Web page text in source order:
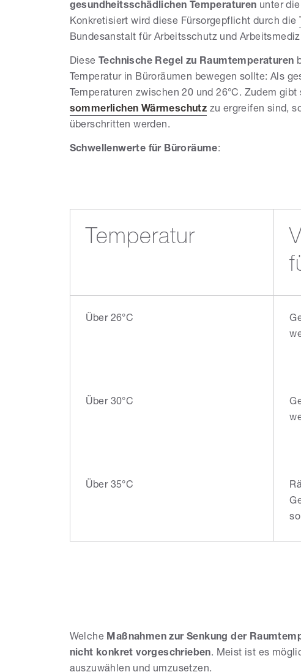
gesundheitsschädlichen Temperaturen unter
Konkretisiert wird diese Fürsorgepflicht durch die
Bundesanstalt für Arbeitsschutz und
Diese Technische Regel zu Raumtemperaturen
Temperatur in Büroräumen bewegen sollte: Als
Temperaturen zwischen 20 und 26°C. Zudem
sommerlichen Wärmeschutz zu ergreifen sind,
überschritten werden.
Schwellenwerte für Büroräume:
Temperatur
Über 26°C
Über 30°C
Über 35°C
Welche Maßnahmen zur Senkung der
nicht konkret vorgeschrieben. Meist ist es
auszuwählen und umzusetzen.